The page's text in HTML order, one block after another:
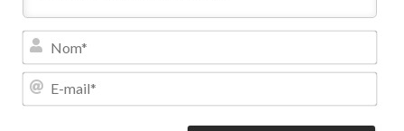
N
m
E